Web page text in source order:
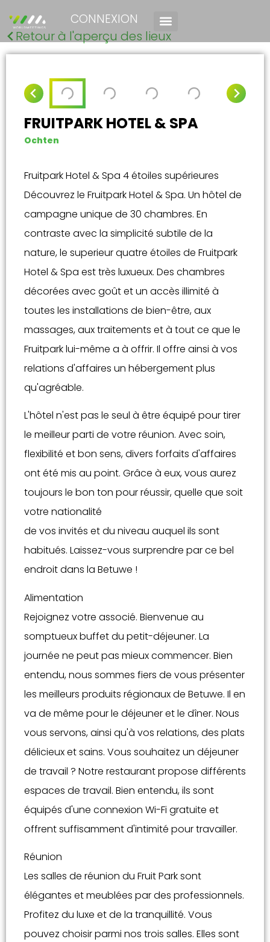
CONNEXION
Retour à l'aperçu des lieux
FRUITPARK HOTEL & SPA
Ochten
Fruitpark Hotel & Spa 4 étoiles supérieures
Découvrez le Fruitpark Hotel & Spa. Un hôtel de
campagne unique de 30 chambres. En
contraste avec la simplicité subtile de la
nature, le superieur quatre étoiles de Fruitpark
Hotel & Spa est très luxueux. Des chambres
décorées avec goût et un accès illimité à
toutes les installations de bien-être, aux
massages, aux traitements et à tout ce que le
Fruitpark lui-même a à offrir. Il offre ainsi à vos
relations d'affaires un hébergement plus
qu'agréable.
L'hôtel n'est pas le seul à être équipé pour tirer
le meilleur parti de votre réunion. Avec soin,
flexibilité et bon sens, divers forfaits d'affaires
ont été mis au point. Grâce à eux, vous aurez
toujours le bon ton pour réussir, quelle que soit
votre nationalité
de vos invités et du niveau auquel ils sont
habitués. Laissez-vous surprendre par ce bel
endroit dans la Betuwe !
Alimentation
Rejoignez votre associé. Bienvenue au
somptueux buffet du petit-déjeuner. La
journée ne peut pas mieux commencer. Bien
entendu, nous sommes fiers de vous présenter
les meilleurs produits régionaux de Betuwe. Il en
va de même pour le déjeuner et le dîner. Nous
vous servons, ainsi qu'à vos relations, des plats
délicieux et sains. Vous souhaitez un déjeuner
de travail ? Notre restaurant propose différents
espaces de travail. Bien entendu, ils sont
équipés d'une connexion Wi-Fi gratuite et
offrent suffisamment d'intimité pour travailler.
Réunion
Les salles de réunion du Fruit Park sont
élégantes et meublées par des professionnels.
Profitez du luxe et de la tranquillité. Vous
pouvez choisir parmi nos trois salles. Elles sont